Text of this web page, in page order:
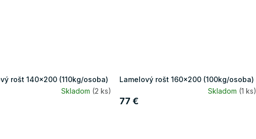
rošt 140x200 (110kg/osoba)
Skladom (2 ks)
Lamelový rošt 160x200 (100kg/osoba)
Skladom (1 ks)
77 €